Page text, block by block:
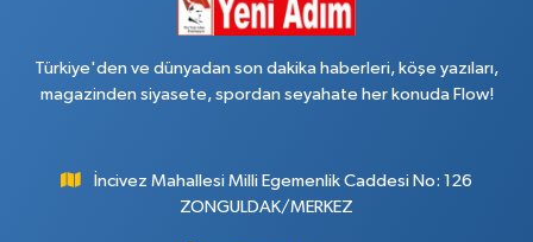
Türkiye'den ve dünyadan son dakika haberleri, köşe yazıları,
magazinden siyasete, spordan seyahate her konuda Flow!
İncivez Mahallesi Milli Egemenlik Caddesi No: 126
ZONGULDAK/MERKEZ